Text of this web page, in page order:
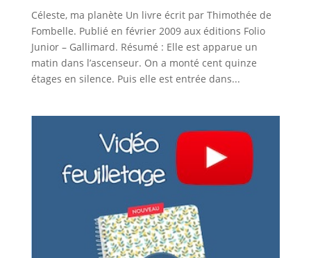
Céleste, ma planète Un livre écrit par Thimothée de
Fombelle. Publié en février 2009 aux éditions Folio
Junior – Gallimard. Résumé : Elle est apparue un
matin dans l’ascenseur. On a monté cent quinze
étages en silence. Puis elle est entrée dans...